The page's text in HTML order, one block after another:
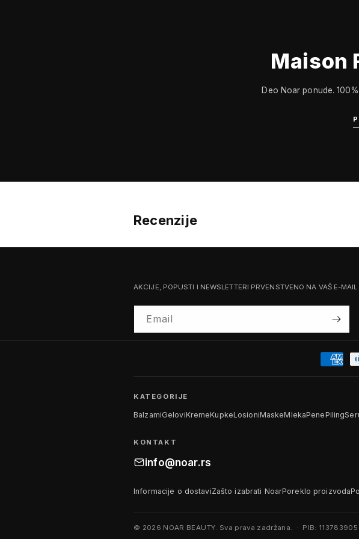
Maison
Deo Noar ponude.
Recenzije
AKCIJE, POPUSTI I NEWSLETTERI PRVENSTVENO NA VAŠ E-MAIL
Email
KATEGORIJE
BalzamiGeloviKremeKupkeLosioniMaskeMlekaPenePiling
KONTAKT
info@noar.rs
Informacije o dostaviZašto izabrati NoarPoreklo proizvoda
© 2026 NOAR BEAUTY. Sva prava zadržana. · PIB: 113783905